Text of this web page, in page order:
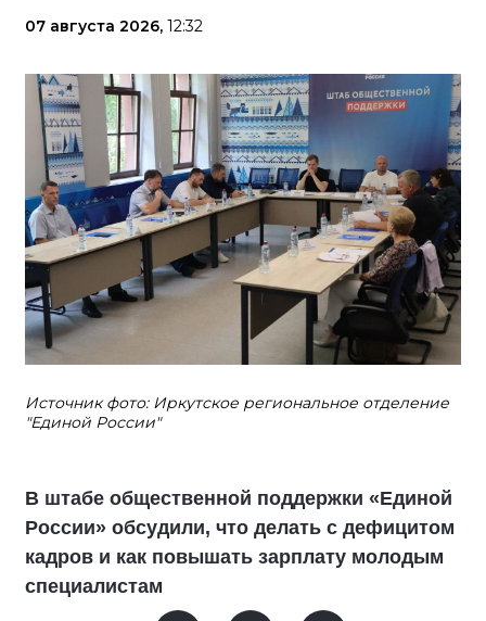
07 августа 2026, 12:32
Источник фото: Иркутское региональное отделение
"Единой России"
В штабе общественной поддержки «Единой
России» обсудили, что делать с дефицитом
кадров и как повышать зарплату молодым
специалистам